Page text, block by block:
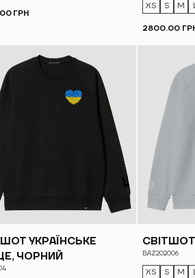
ГРН
XS S M
2800.00
УКРАЇНСЬКЕ
ЧОРНИЙ
BAZ202006
XS S M